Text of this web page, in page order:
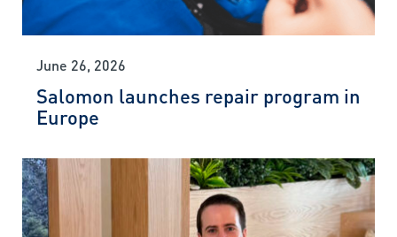
June 26, 2026
Salomon launches repair program in
Europe